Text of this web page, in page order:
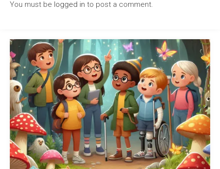
You must be logged in to post a comment.